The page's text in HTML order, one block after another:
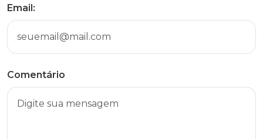
Email:
Comentário